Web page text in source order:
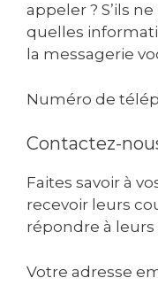
appeler ? S’ils
quelles
la messagerie
Numéro de
Contactez-
Faites savoir à
recevoir leurs
répondre à leurs
Votre adresse